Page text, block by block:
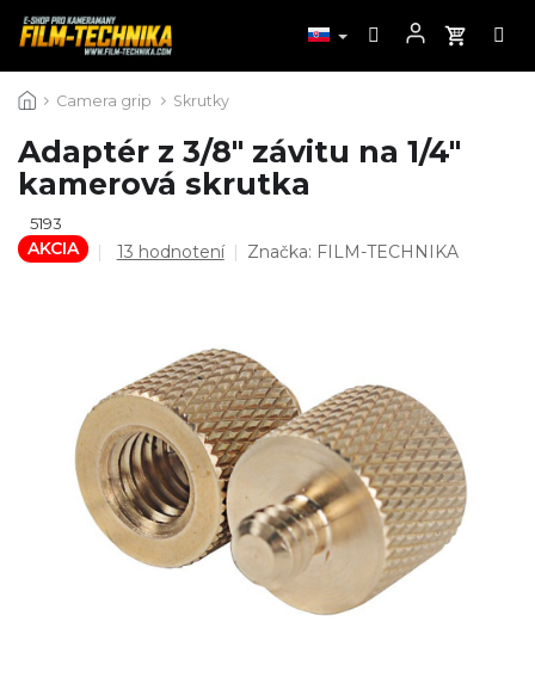
na
Camera grip Skrutky
Adaptér z 3/8" závitu na 1/4"
kamerová skrutka
5193
AKCIA
Priemerné
5
hviezdičiek.
13 hodnotení Značka: FILM-TECHNIKA